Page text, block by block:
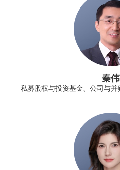
秦伟
私募股权与投资基金、公司与